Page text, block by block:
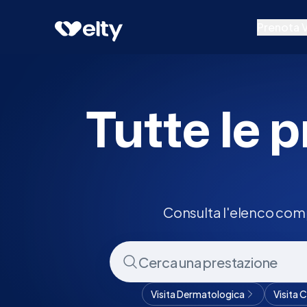
Prestazioni
Prenota visita
Tutte le
Consulta l'elenco
Visita Dermatologica Visita